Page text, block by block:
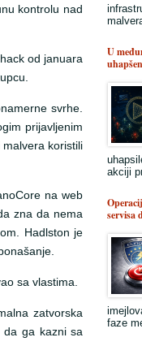
kontrolu nad
od januara
svrhe.
prijavljenim
koristili
na web
zna da nema
Hadlston je
sa vlastima.
zatvorska
da ga kazni sa
U
akciji
servisa
faze